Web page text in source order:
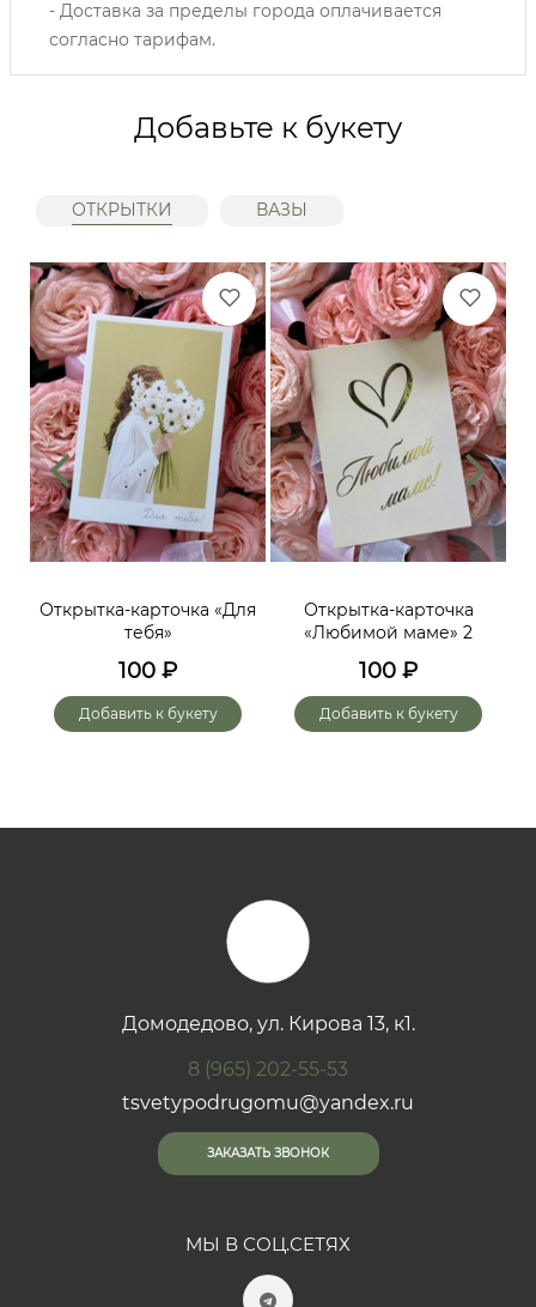
- Доставка за пределы города оплачивается
согласно тарифам.
Добавьте к букету
ОТКРЫТКИ ВАЗЫ
Открытка-карточка «Для
тебя»
100 ₽
Добавить к букету
Открытка-карточка
«Любимой маме» 2
100 ₽
Добавить к букету
Домодедово, ул. Кирова 13, к1.
8 (965) 202-55-53
tsvetypodrugomu@yandex.ru
ЗАКАЗАТЬ ЗВОНОК
МЫ В СОЦ.СЕТЯХ